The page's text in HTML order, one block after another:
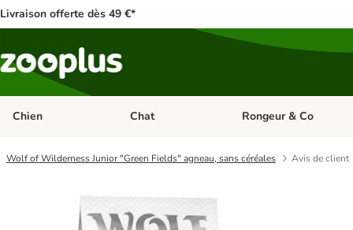
Livraison offerte dès 49 €*
Chien Dérouler les catégories: Chien
Chat Dérouler les catégories:
Rongeur & Co
Wolf of Wilderness Junior "Green Fields" agneau, sans céréales Avis de client